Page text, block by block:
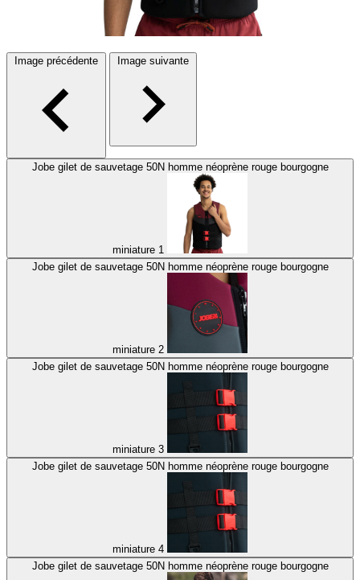
Image précédente Image suivante
Jobe gilet de sauvetage 50N homme néoprène rouge bourgogne
miniature 1
Jobe gilet de sauvetage 50N homme néoprène rouge bourgogne
miniature 2
Jobe gilet de sauvetage 50N homme néoprène rouge bourgogne
miniature 3
Jobe gilet de sauvetage 50N homme néoprène rouge bourgogne
miniature 4
Jobe gilet de sauvetage 50N homme néoprène rouge bourgogne